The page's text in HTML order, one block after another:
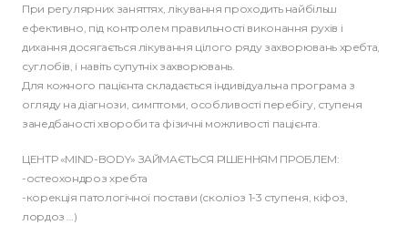
При регулярних заняттях, лікування проходить найбільш
ефективно, під контролем правильності виконання рухів і
дихання досягається лікування цілого ряду захворювань хребта,
суглобів, і навіть супутніх захворювань.
Для кожного пацієнта складається індивідуальна програма з
огляду на діагнози, симптоми, особливості перебігу, ступеня
занедбаності хвороби та фізичні можливості пацієнта.
ЦЕНТР «MIND-BODY» ЗАЙМАЄТЬСЯ РІШЕННЯМ ПРОБЛЕМ:
-остеохондроз хребта
-корекція патологічної постави (сколіоз 1-3 ступеня, кіфоз,
лордоз …)